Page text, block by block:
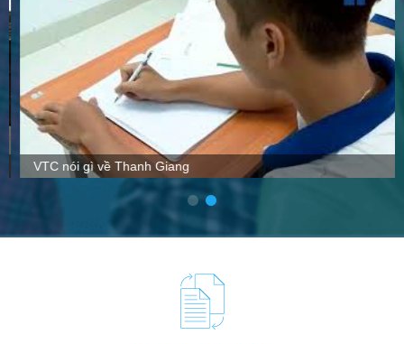
VTC nói gì về Thanh Giang